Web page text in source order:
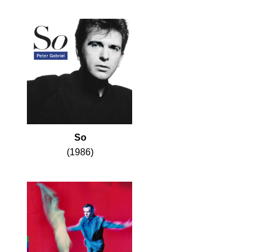
So
(1986)